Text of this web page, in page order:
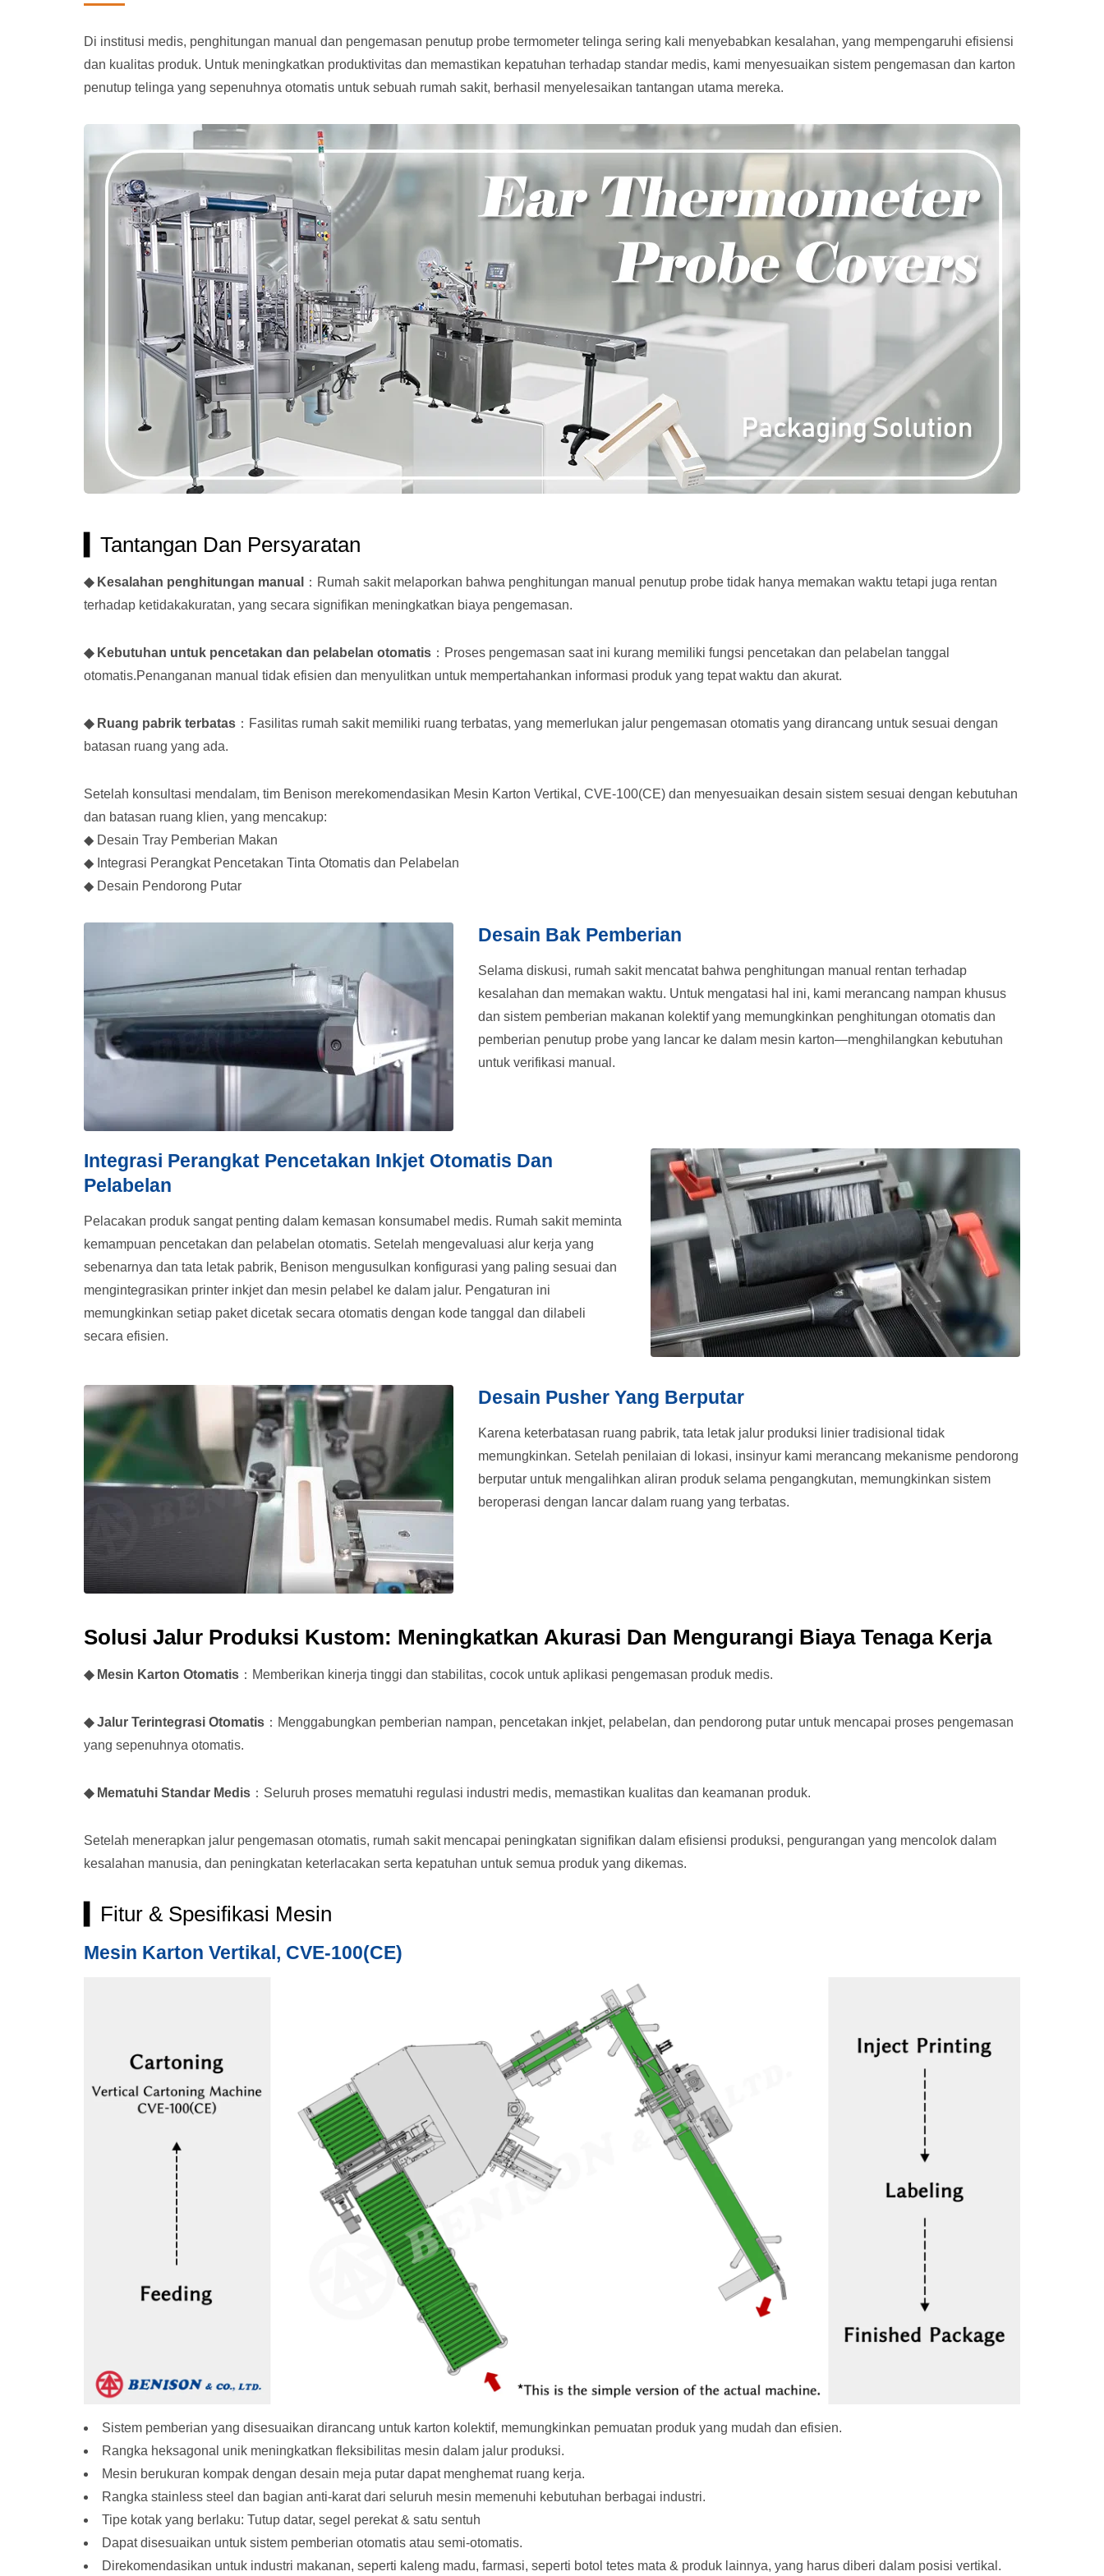
Di institusi medis, penghitungan manual dan pengemasan penutup probe termometer telinga sering kali menyebabkan kesalahan, yang mempengaruhi efisiensi
dan kualitas produk. Untuk meningkatkan produktivitas dan memastikan kepatuhan terhadap standar medis, kami menyesuaikan sistem pengemasan dan karton
penutup telinga yang sepenuhnya otomatis untuk sebuah rumah sakit, berhasil menyelesaikan tantangan utama mereka.
▍Tantangan Dan Persyaratan
◆ Kesalahan penghitungan manual
：Rumah sakit melaporkan bahwa penghitungan manual penutup probe tidak hanya memakan waktu tetapi juga rentan
terhadap ketidakakuratan, yang secara signifikan meningkatkan biaya pengemasan.
◆ Kebutuhan untuk pencetakan dan pelabelan otomatis ：Proses pengemasan saat ini kurang memiliki fungsi pencetakan dan pelabelan tanggal
otomatis.Penanganan manual tidak efisien dan menyulitkan untuk mempertahankan informasi produk yang tepat waktu dan akurat.
◆ Ruang pabrik terbatas ：Fasilitas rumah sakit memiliki ruang terbatas, yang memerlukan jalur pengemasan otomatis yang dirancang untuk sesuai dengan
batasan ruang yang ada.
Setelah konsultasi mendalam, tim Benison merekomendasikan Mesin Karton Vertikal, CVE-100(CE) dan menyesuaikan desain sistem sesuai dengan kebutuhan
dan batasan ruang klien, yang mencakup:
◆ Desain Tray Pemberian Makan
◆ Integrasi Perangkat Pencetakan Tinta Otomatis dan Pelabelan
◆ Desain Pendorong Putar
Desain Bak Pemberian
Selama diskusi, rumah sakit mencatat bahwa penghitungan manual rentan terhadap
kesalahan dan memakan waktu. Untuk mengatasi hal ini, kami merancang nampan khusus
dan sistem pemberian makanan kolektif yang memungkinkan penghitungan otomatis dan
pemberian penutup probe yang lancar ke dalam mesin karton—menghilangkan kebutuhan
untuk verifikasi manual.
Integrasi Perangkat Pencetakan Inkjet Otomatis Dan
Pelabelan
Pelacakan produk sangat penting dalam kemasan konsumabel medis. Rumah sakit meminta
kemampuan pencetakan dan pelabelan otomatis. Setelah mengevaluasi alur kerja yang
sebenarnya dan tata letak pabrik, Benison mengusulkan konfigurasi yang paling sesuai dan
mengintegrasikan printer inkjet dan mesin pelabel ke dalam jalur. Pengaturan ini
memungkinkan setiap paket dicetak secara otomatis dengan kode tanggal dan dilabeli
secara efisien.
Desain Pusher Yang Berputar
Karena keterbatasan ruang pabrik, tata letak jalur produksi linier tradisional tidak
memungkinkan. Setelah penilaian di lokasi, insinyur kami merancang mekanisme pendorong
berputar untuk mengalihkan aliran produk selama pengangkutan, memungkinkan sistem
beroperasi dengan lancar dalam ruang yang terbatas.
Solusi Jalur Produksi Kustom: Meningkatkan Akurasi Dan Mengurangi Biaya Tenaga Kerja
◆ Mesin Karton Otomatis ：Memberikan kinerja tinggi dan stabilitas, cocok untuk aplikasi pengemasan produk medis.
◆ Jalur Terintegrasi Otomatis ：Menggabungkan pemberian nampan, pencetakan inkjet, pelabelan, dan pendorong putar untuk mencapai proses pengemasan
yang sepenuhnya otomatis.
◆ Mematuhi Standar Medis ：Seluruh proses mematuhi regulasi industri medis, memastikan kualitas dan keamanan produk.
Setelah menerapkan jalur pengemasan otomatis, rumah sakit mencapai peningkatan signifikan dalam efisiensi produksi, pengurangan yang mencolok dalam
kesalahan manusia, dan peningkatan keterlacakan serta kepatuhan untuk semua produk yang dikemas.
▍Fitur & Spesifikasi Mesin
Mesin Karton Vertikal, CVE-100(CE)
Sistem pemberian yang disesuaikan dirancang untuk karton kolektif, memungkinkan pemuatan produk yang mudah dan efisien.
Rangka heksagonal unik meningkatkan fleksibilitas mesin dalam jalur produksi.
Mesin berukuran kompak dengan desain meja putar dapat menghemat ruang kerja.
Rangka stainless steel dan bagian anti-karat dari seluruh mesin memenuhi kebutuhan berbagai industri.
Tipe kotak yang berlaku: Tutup datar, segel perekat & satu sentuh
Dapat disesuaikan untuk sistem pemberian otomatis atau semi-otomatis.
Direkomendasikan untuk industri makanan, seperti kaleng madu, farmasi, seperti botol tetes mata & produk lainnya, yang harus diberi dalam posisi vertikal.